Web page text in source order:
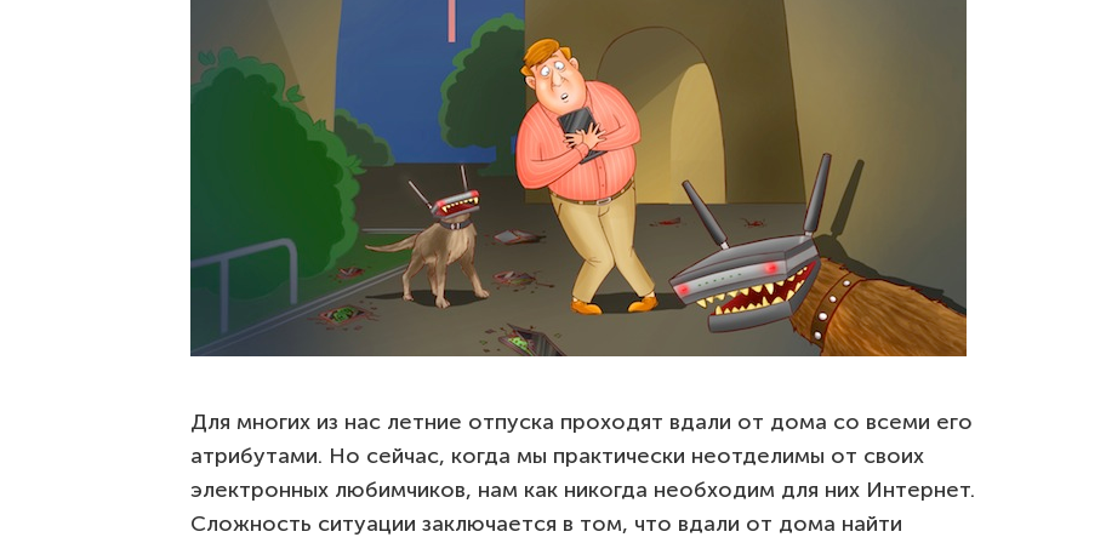
Для многих из нас летние отпуска проходят вдали от дома со всеми его
атрибутами. Но сейчас, когда мы практически неотделимы от своих
электронных любимчиков, нам как никогда необходим для них Интернет.
Сложность ситуации заключается в том, что вдали от дома найти